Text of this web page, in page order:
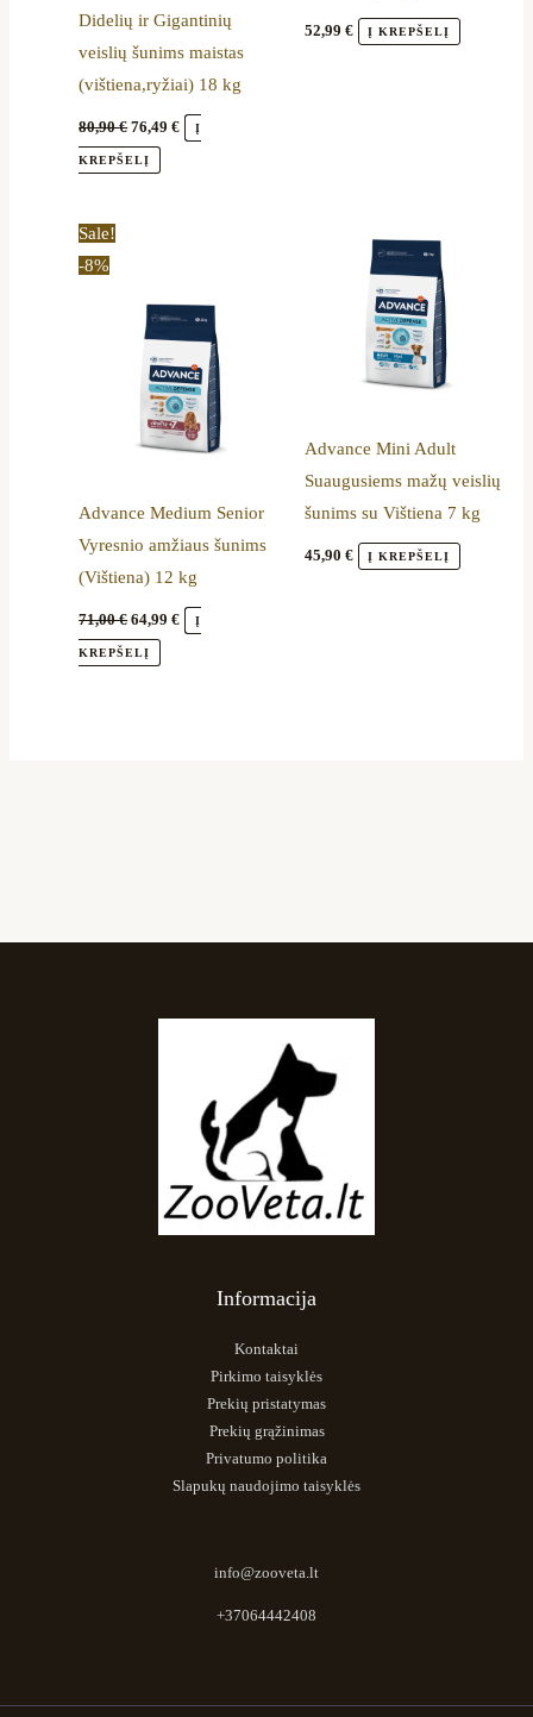
Didelių ir Gigantinių
veislių šunims maistas
(vištiena,ryžiai) 18 kg
80,90€ 76,49€ Į
KREPŠELĮ
52,99 € Į KREPŠELĮ
Sale!
-8%
Advance Medium Senior
Vyresnio amžiaus šunims
(Vištiena) 12 kg
71,00€ 64,99€ Į
KREPŠELĮ
Advance Mini Adult
Suaugusiems mažų veislių
šunims su Vištiena 7 kg
45,90 € Į KREPŠELĮ
Informacija
Kontaktai
Pirkimo taisyklės
Prekių pristatymas
Prekių grąžinimas
Privatumo politika
Slapukų naudojimo taisyklės
info@zooveta.lt
+37064442408